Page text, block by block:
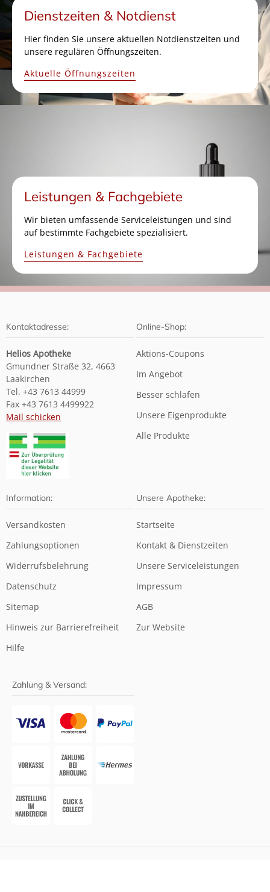
Dienstzeiten & Notdienst
Hier finden Sie unsere aktuellen Notdienstzeiten und
unsere regulären Öffnungszeiten.
Aktuelle Öffnungszeiten
Leistungen & Fachgebiete
Wir bieten umfassende Serviceleistungen und sind
auf bestimmte Fachgebiete spezialisiert.
Leistungen & Fachgebiete
Kontaktadresse:
Helios Apotheke
Gmundner Straße 32, 4663
Laakirchen
Tel. +43 7613 44999
Fax +43 7613 4499922
Mail schicken
Online-Shop:
Aktions-Coupons
Im Angebot
Besser schlafen
Unsere Eigenprodukte
Alle Produkte
Information:
Versandkosten
Zahlungsoptionen
Widerrufsbelehrung
Datenschutz
Sitemap
Hinweis zur Barrierefreiheit
Hilfe
Unsere Apotheke:
Startseite
Kontakt & Dienstzeiten
Unsere Serviceleistungen
Impressum
AGB
Zur Website
Zahlung & Versand: